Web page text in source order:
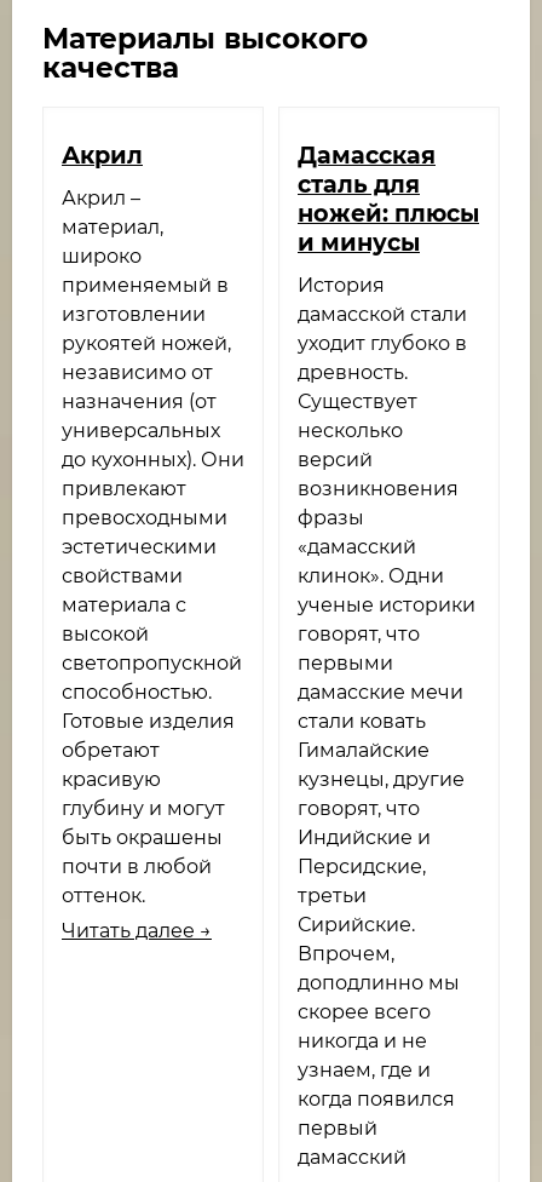
Материалы высокого
качества
Акрил
Акрил –
материал,
широко
применяемый в
изготовлении
рукоятей ножей,
независимо от
назначения (от
универсальных
до кухонных). Они
привлекают
превосходными
эстетическими
свойствами
материала с
высокой
светопропускной
способностью.
Готовые изделия
обретают
красивую
глубину и могут
быть окрашены
почти в любой
оттенок.
Читать далее →
Дамасская
сталь для
ножей: плюсы
и минусы
История
дамасской стали
уходит глубоко в
древность.
Существует
несколько
версий
возникновения
фразы
«дамасский
клинок». Одни
ученые историки
говорят, что
первыми
дамасские мечи
стали ковать
Гималайские
кузнецы, другие
говорят, что
Индийские и
Персидские,
третьи
Сирийские.
Впрочем,
доподлинно мы
скорее всего
никогда и не
узнаем, где и
когда появился
первый
дамасский